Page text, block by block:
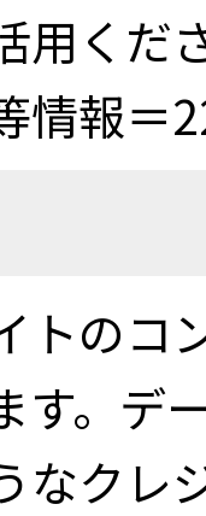
用くだ
情報＝
トのコ
す。デ
なクレ